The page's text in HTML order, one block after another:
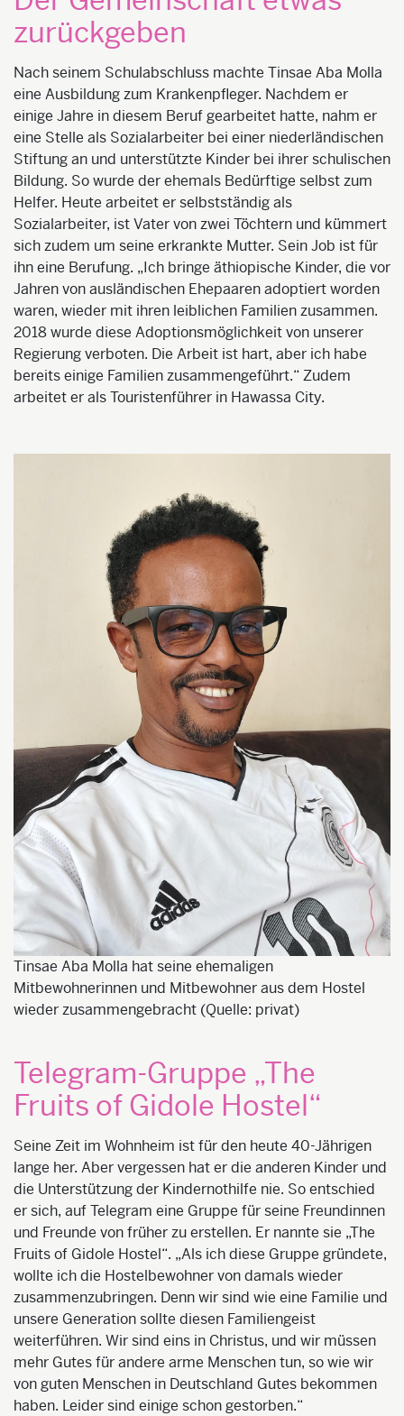
zurückgeben
Nach seinem Schulabschluss machte Tinsae Aba Molla
eine Ausbildung zum Krankenpfleger. Nachdem er
einige Jahre in diesem Beruf gearbeitet hatte, nahm er
eine Stelle als Sozialarbeiter bei einer niederländischen
Stiftung an und unterstützte Kinder bei ihrer schulischen
Bildung. So wurde der ehemals Bedürftige selbst zum
Helfer. Heute arbeitet er selbstständig als
Sozialarbeiter, ist Vater von zwei Töchtern und kümmert
sich zudem um seine erkrankte Mutter. Sein Job ist für
ihn eine Berufung. „Ich bringe äthiopische Kinder, die vor
Jahren von ausländischen Ehepaaren adoptiert worden
waren, wieder mit ihren leiblichen Familien zusammen.
2018 wurde diese Adoptionsmöglichkeit von unserer
Regierung verboten. Die Arbeit ist hart, aber ich habe
bereits einige Familien zusammengeführt.“ Zudem
arbeitet er als Touristenführer in Hawassa City.
Tinsae Aba Molla hat seine ehemaligen
Mitbewohnerinnen und Mitbewohner aus dem Hostel
wieder zusammengebracht (Quelle: privat)
Telegram-Gruppe „The
Fruits of Gidole Hostel“
Seine Zeit im Wohnheim ist für den heute 40-Jährigen
lange her. Aber vergessen hat er die anderen Kinder und
die Unterstützung der Kindernothilfe nie. So entschied
er sich, auf Telegram eine Gruppe für seine Freundinnen
und Freunde von früher zu erstellen. Er nannte sie „The
Fruits of Gidole Hostel“. „Als ich diese Gruppe gründete,
wollte ich die Hostelbewohner von damals wieder
zusammenzubringen. Denn wir sind wie eine Familie und
unsere Generation sollte diesen Familiengeist
weiterführen. Wir sind eins in Christus, und wir müssen
mehr Gutes für andere arme Menschen tun, so wie wir
von guten Menschen in Deutschland Gutes bekommen
haben. Leider sind einige schon gestorben.“